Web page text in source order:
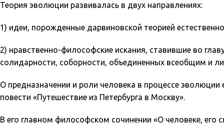
Теория эволюции развивалась в двух направлениях:
1) идеи, порожденные дарвиновской теорией
2) нравственно-философские искания, ставившие во
солидарности, соборности, объединенных всеобщим и
О предназначении и роли человека в процессе
повести «Путешествие из Петербурга в Москву».
В его главном философском сочинении «О человеке, его